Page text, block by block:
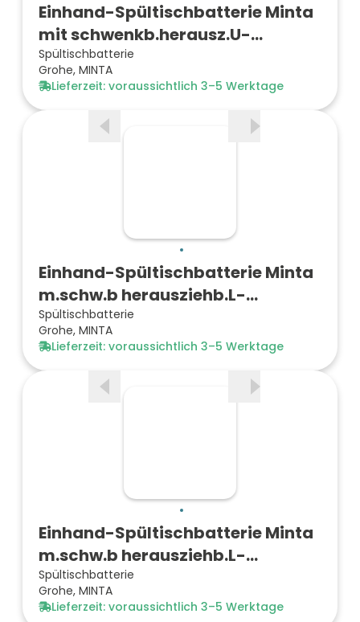
Einhand-Spültischbatterie Minta
mit schwenkb.herausz.U-…
Spültischbatterie
Grohe, MINTA
Lieferzeit: voraussichtlich 3–5 Werktage
Einhand-Spültischbatterie Minta
m.schw.b herausziehb.L-…
Spültischbatterie
Grohe, MINTA
Lieferzeit: voraussichtlich 3–5 Werktage
Einhand-Spültischbatterie Minta
m.schw.b herausziehb.L-…
Spültischbatterie
Grohe, MINTA
Lieferzeit: voraussichtlich 3–5 Werktage